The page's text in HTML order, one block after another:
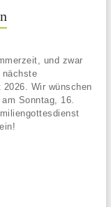
und zwar
Wir wünschen
Sonntag, 16.